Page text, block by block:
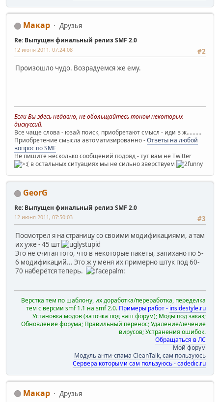
Макар Друзья
Re: Выпущен финальный релиз SMF 2.0
#2
12 июня 2011, 07:24:08
Произошло чудо. Возрадуемся же ему.
Если Вы здесь недавно, не обольщайтесь тоном некоторых
дискуссий.
Все чаще слова - юзай поиск, приобретают смысл - иди в ж..........
Приобретение смысла автоматизированно -Ответы на любой
вопрос по SMF
Не пишите несколько сообщений подряд - тут вам не Twitter
в остальных ситуациях мы не сильно зверствуем
GeorG
Re: Выпущен финальный релиз SMF 2.0
#3
12 июня 2011, 07:50:03
Посмотрел я на страницу со своими модификациями, а там
их уже - 45 шт
Это не считая того, что в некоторые пакеты, запихано по 5-
6 модификаций... Это ж у меня их примерно штук под 60-
70 наберётся теперь.
Верстка тем по шаблону, их доработка/переработка, переделка
тем с версии smf 1.1 на smf 2.0. Примеры работ - insidestyle.ru
Установка модов (заточка под ваш форум); Моды под заказ;
Обновление форума; Правильный перенос; Удаление/лечение
вирусов; Устранения ошибок.
Обращаться в ЛС
Мой форум
Модуль анти-спама CleanTalk, сам пользуюсь
Сервера которыми сам пользуюсь - cadedic.ru
Макар Друзья